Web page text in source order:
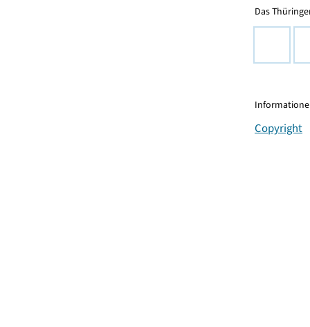
Das
Copyright